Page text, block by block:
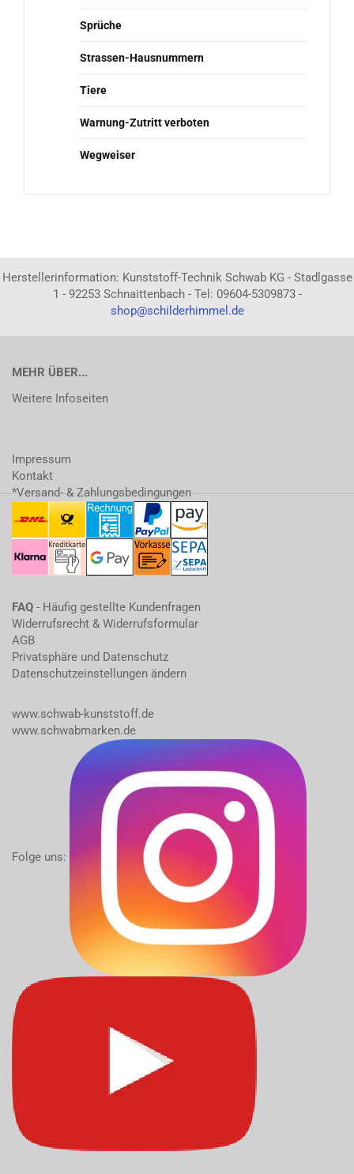
Sprüche
Strassen-Hausnummern
Tiere
Warnung-Zutritt verboten
Wegweiser
Herstellerinformation: Kunststoff-Technik Schwab KG - Stadlgasse
1 - 92253 Schnaittenbach - Tel: 09604-5309873 -
shop@schilderhimmel.de
MEHR ÜBER...
Weitere Infoseiten
Impressum
Kontakt
*Versand- & Zahlungsbedingungen
FAQ - Häufig gestellte Kundenfragen
Widerrufsrecht & Widerrufsformular
AGB
Privatsphäre und Datenschutz
Datenschutzeinstellungen ändern
www.schwab-kunststoff.de
www.schwabmarken.de
Folge uns: